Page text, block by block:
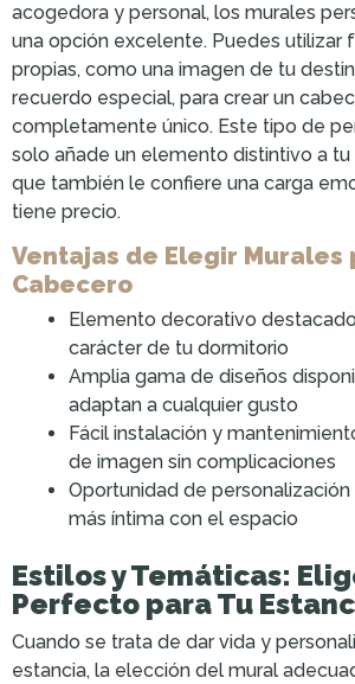
acogedora y personal, los murales
una opción excelente. Puedes utilizar
propias, como una imagen de tu
recuerdo especial, para crear un
completamente único. Este tipo de
solo añade un elemento distintivo a tu
que también le confiere una carga
tiene precio.
Ventajas de Elegir Murales
Cabecero
Elemento decorativo
carácter de tu dormitorio
Amplia gama de diseños
adaptan a cualquier gusto
Fácil instalación y
de imagen sin complicaciones
Oportunidad de
más íntima con el espacio
Estilos y Temáticas:
Perfecto para Tu
Cuando se trata de dar vida y
estancia, la elección del mural